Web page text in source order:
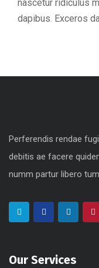
nascetur ridiculus
dapibus. Exceros
Perferendis rendae
debitis ae facere
numm partur libero
Our Services